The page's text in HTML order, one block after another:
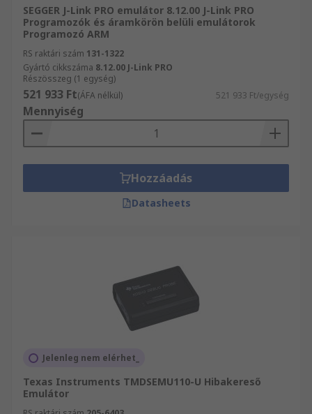
SEGGER J-Link PRO emulátor 8.12.00 J-Link PRO
Programozók és áramkörön belüli emulátorok
Programozó ARM
RS raktári szám 131-1322
Gyártó cikkszáma 8.12.00 J-Link PRO
Részösszeg (1 egység)
521 933 Ft(ÁFA nélkül) 521 933 Ft/egység
Mennyiség
Hozzáadás
Datasheets
Jelenleg nem elérhet_
Texas Instruments TMDSEMU110-U Hibakereső
Emulátor